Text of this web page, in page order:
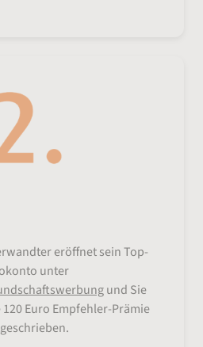
eröffnet sein Top-
unter
und Sie
Euro Empfehler-Prämie